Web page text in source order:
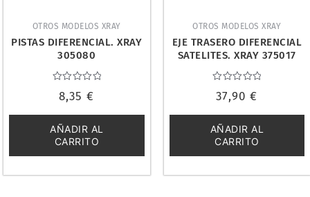
OTROS MODELOS XRAY
PISTAS DIFERENCIAL. XRAY
305080
con
de
5
8,35€
AÑADIR AL
CARRITO
OTROS MODELOS XRAY
EJE TRASERO DIFERENCIAL
SATELITES. XRAY 375017
con
de
5
37,90€
AÑADIR AL
CARRITO